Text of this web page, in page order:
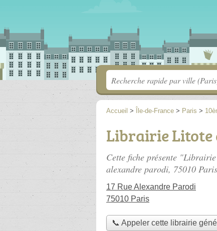
Accueil > Île-de-France > Paris >
Librairie Litote
Cette fiche présente
alexandre parodi, 75010
17 Rue Alexandre Parodi
75010 Paris
📞 Appeler cette librairie